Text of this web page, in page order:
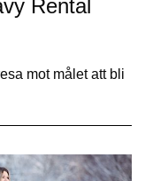
Rental
mot målet att bli